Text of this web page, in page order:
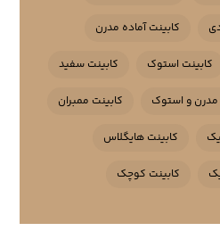
کابینت آماده مدرن
کابینت استوک کابینت سفید
مدرن و استوک کابینت ممبران
کابینت هایگلاس
کابینت کوچک